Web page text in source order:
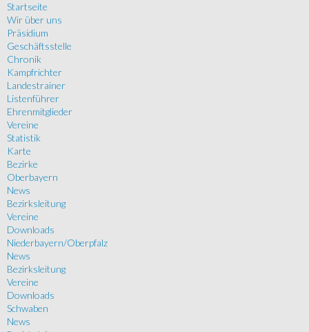
Startseite
Wir über uns
Präsidium
Geschäftsstelle
Chronik
Kampfrichter
Landestrainer
Listenführer
Ehrenmitglieder
Vereine
Statistik
Karte
Bezirke
Oberbayern
News
Bezirksleitung
Vereine
Downloads
Niederbayern/Oberpfalz
News
Bezirksleitung
Vereine
Downloads
Schwaben
News